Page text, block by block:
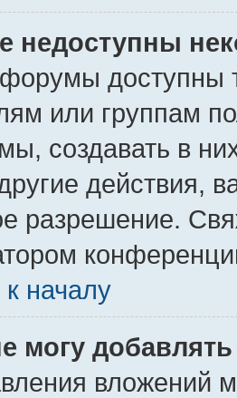
недоступны
доступны
или группам
создавать в
действия,
разрешение.
началу
могу
вложений